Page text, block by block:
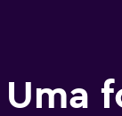
Uma